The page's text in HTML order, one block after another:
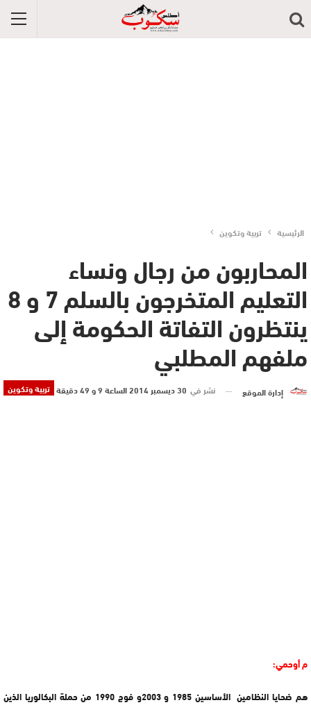
الرئيسية تربية وتكوين
المحاربون من رجال ونساء
التعليم المتخرجون بالسلم 7 و 8
ينتظرون التفاتة الحكومة إلى
ملفهم المطلبي
تربية وتكوين إدارة الموقع نشر في 30 ديسمبر 2014 الساعة 9 و 49 دقيقة
م أوحمي:
هم ضحايا النظامين الأساسين 1985 و 2003و فوج 1990 من حملة البكالوريا الذين